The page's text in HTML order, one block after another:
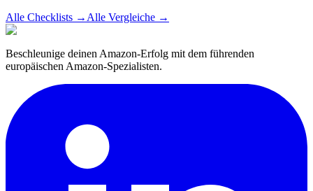
Alle Checklists → Alle Vergleiche →
Beschleunige deinen Amazon-Erfolg mit dem führenden
europäischen Amazon-Spezialisten.